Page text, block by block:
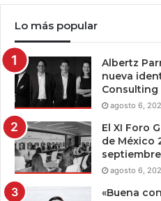
Lo más popular
Albertz
nueva
Consulting
agosto 6,
El XI Foro
de México
septiembre
agosto 6,
«Buena